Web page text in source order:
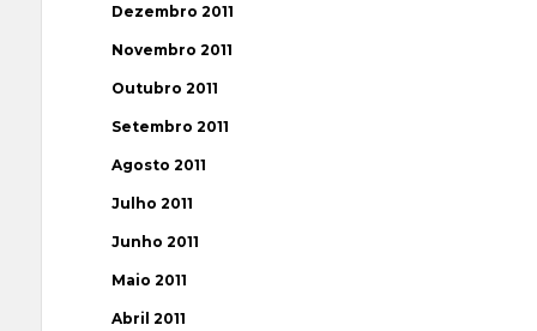
Dezembro 2011
Novembro 2011
Outubro 2011
Setembro 2011
Agosto 2011
Julho 2011
Junho 2011
Maio 2011
Abril 2011